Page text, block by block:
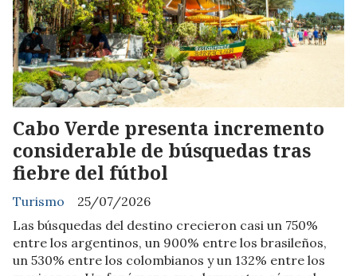
Cabo Verde presenta incremento
considerable de búsquedas tras
fiebre del fútbol
Turismo
25/07/2026
Las búsquedas del destino crecieron casi un 750%
entre los argentinos, un 900% entre los brasileños,
un 530% entre los colombianos y un 132% entre los